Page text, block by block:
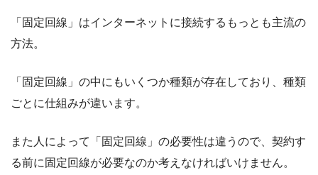
「固定回線」はインターネットに接続するもっとも主流の
方法。
「固定回線」の中にもいくつか種類が存在しており、種類
ごとに仕組みが違います。
また人によって「固定回線」の必要性は違うので、契約す
る前に固定回線が必要なのか考えなければいけません。